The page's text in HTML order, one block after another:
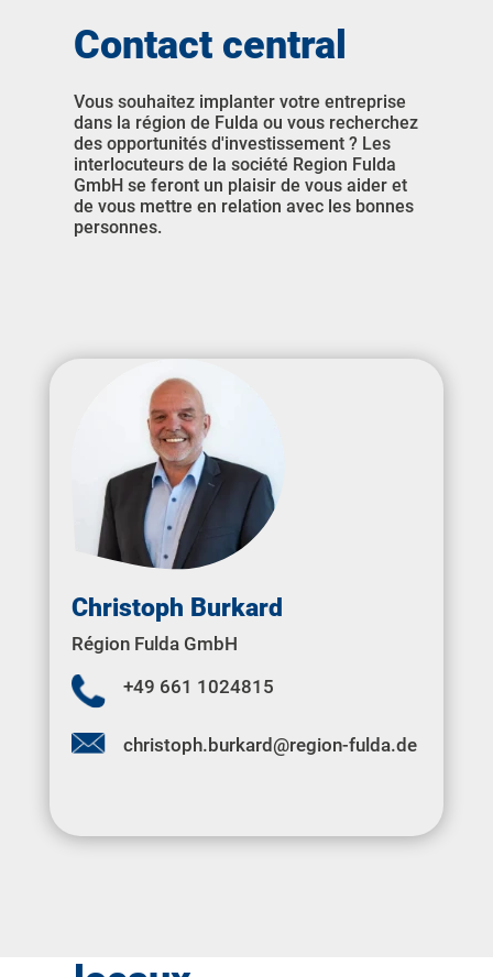
Contact central
Vous souhaitez implanter votre entreprise
dans la région de Fulda ou vous recherchez
des opportunités d'investissement ? Les
interlocuteurs de la société Region Fulda
GmbH se feront un plaisir de vous aider et
de vous mettre en relation avec les bonnes
personnes.
Christoph Burkard
Région Fulda GmbH
+49 661 1024815
christoph.burkard@region-fulda.de